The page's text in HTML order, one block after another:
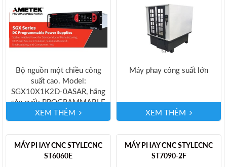
Bộ nguồn một chiều công
suất cao. Model:
SGX10X1K2D-0ASAR, hãng
sản xuất: PROGRAMMABLE
POWER, xuất xứ: USA.
XEM THÊM
Máy phay công suất lớn
XEM THÊM
MÁY PHAY CNC STYLECNC
ST6060E
MÁY PHAY CNC STYLECNC
ST7090-2F